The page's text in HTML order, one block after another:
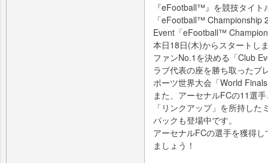
『eFootball™』を競技タイ
「eFootball™ Championship
Event「eFootball™
本日18日(木)からスタートし
ファンNo.1を決める「Club
ラブ代表の座を勝ち取ったプ
ポーツ世界大会「World
また、アーセナルFCの11選
「リンクアップ」を所持し
パックも登場中です。
アーセナルFCの選手を獲得
ましょう！